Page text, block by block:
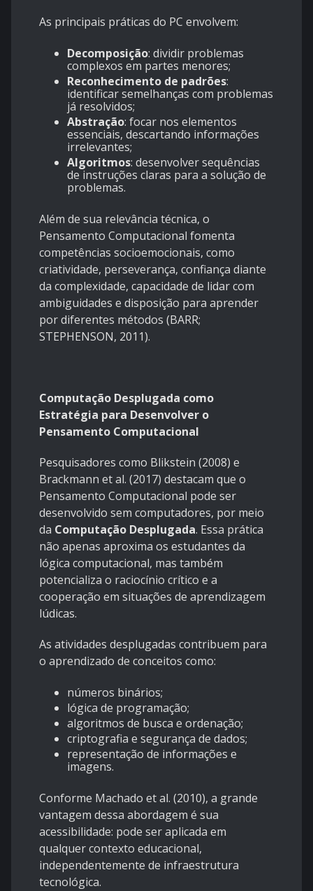
As principais práticas do PC envolvem:
Decomposição: dividir problemas
complexos em partes menores;
Reconhecimento de padrões:
identificar semelhanças com problemas
já resolvidos;
Abstração: focar nos elementos
essenciais, descartando informações
irrelevantes;
Algoritmos: desenvolver sequências
de instruções claras para a solução de
problemas.
Além de sua relevância técnica, o
Pensamento Computacional fomenta
competências socioemocionais, como
criatividade, perseverança, confiança diante
da complexidade, capacidade de lidar com
ambiguidades e disposição para aprender
por diferentes métodos (BARR;
STEPHENSON, 2011).
Computação Desplugada como
Estratégia para Desenvolver o
Pensamento Computacional
Pesquisadores como Blikstein (2008) e
Brackmann et al. (2017) destacam que o
Pensamento Computacional pode ser
desenvolvido sem computadores, por meio
da Computação Desplugada. Essa prática
não apenas aproxima os estudantes da
lógica computacional, mas também
potencializa o raciocínio crítico e a
cooperação em situações de aprendizagem
lúdicas.
As atividades desplugadas contribuem para
o aprendizado de conceitos como:
números binários;
lógica de programação;
algoritmos de busca e ordenação;
criptografia e segurança de dados;
representação de informações e
imagens.
Conforme Machado et al. (2010), a grande
vantagem dessa abordagem é sua
acessibilidade: pode ser aplicada em
qualquer contexto educacional,
independentemente de infraestrutura
tecnológica.